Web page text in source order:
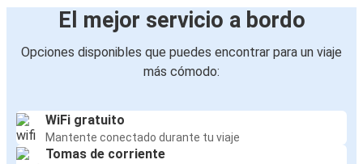
El mejor servicio a bordo
Opciones disponibles que puedes encontrar para un viaje
más cómodo:
WiFi gratuito
Mantente conectado durante tu viaje
Tomas de corriente